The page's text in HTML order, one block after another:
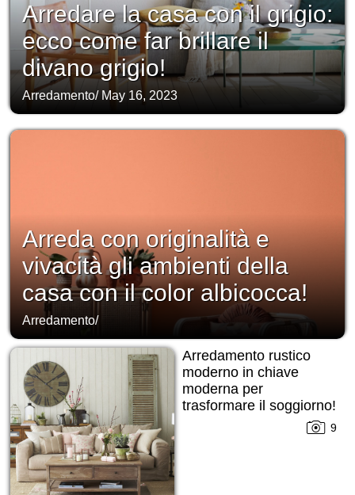
Arredare la casa con il grigio:
ecco come far brillare il
divano grigio!
Arredamento/ May 16, 2023
Arreda con originalità e
vivacità gli ambienti della
casa con il color albicocca!
Arredamento/
Arredamento rustico
moderno in chiave
moderna per
trasformare il soggiorno!
9